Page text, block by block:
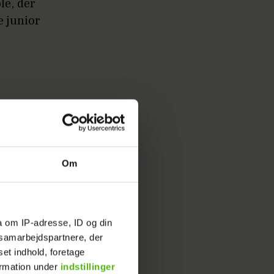
Om
om IP-adresse, ID og din
der
indhold, foretage
under indstillinger
der
junior
ad
fra dit
og